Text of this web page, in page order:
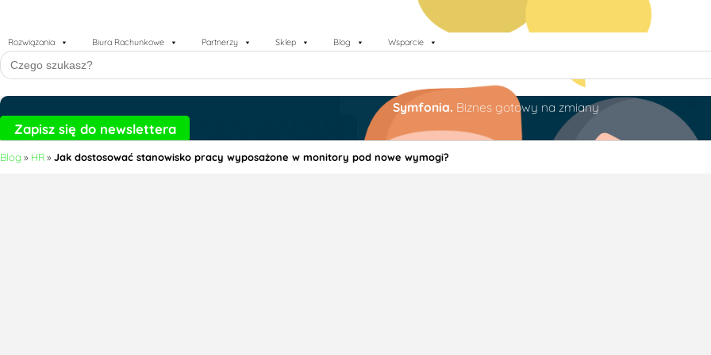
Rozwiązania Biura Rachunkowe Partnerzy Sklep Blog Wsparcie
Search
for:
Symfonia. Biznes gotowy na zmiany
Zapisz się do newslettera
Blog » HR» Jak dostosować stanowisko pracy wyposażone w monitory pod nowe wymogi?